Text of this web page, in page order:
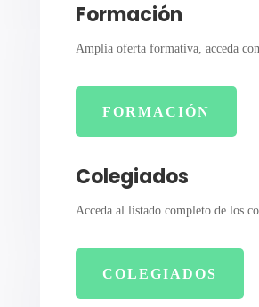
Formación
Amplia oferta formativa, acceda
FORMACIÓN
Colegiados
Acceda al listado completo de los
COLEGIADOS